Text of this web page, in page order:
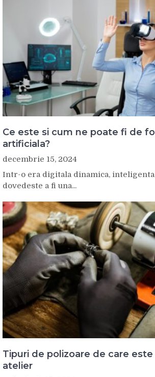
Ce este si cum ne poate fi de
artificiala?
decembrie 15, 2024
Intr-o era digitala dinamica,
dovedeste a fi una...
Tipuri de polizoare de care
atelier